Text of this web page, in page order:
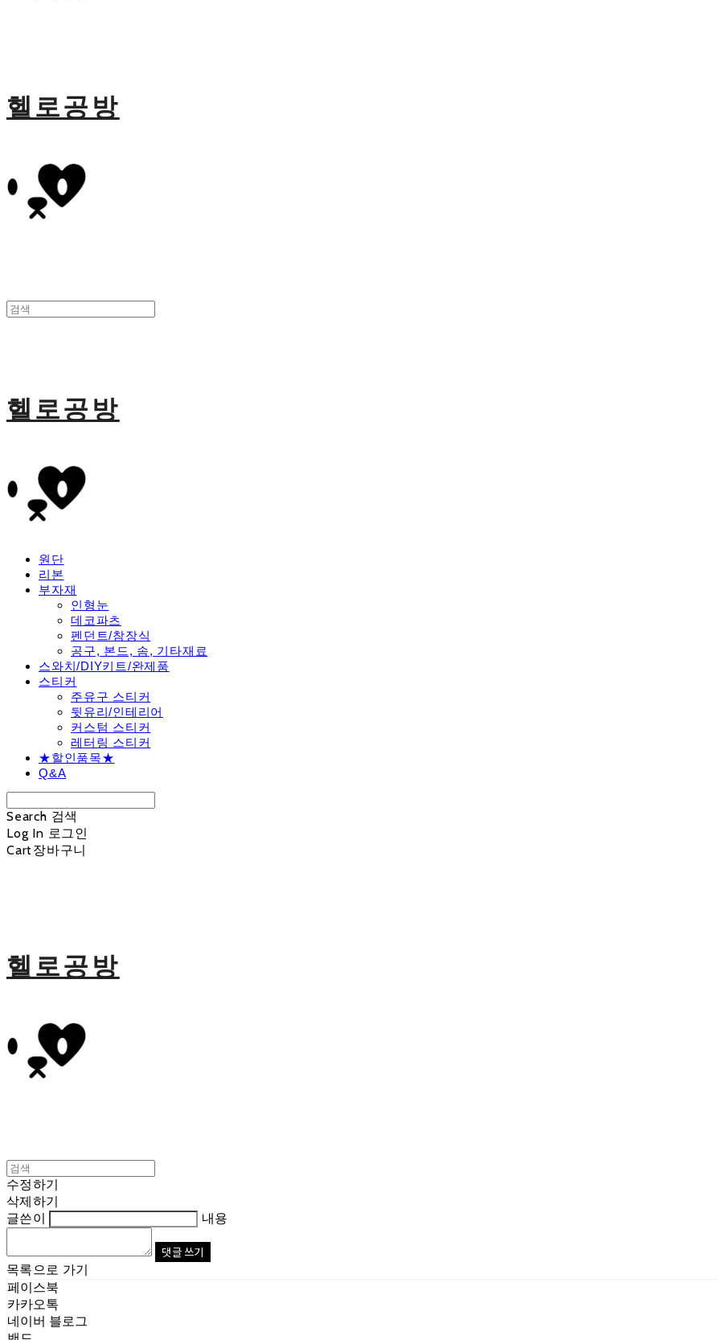
헬로공방
헬로공방
원단
리본
부자재
인형눈
데코파츠
펜던트/참장식
공구, 본드, 솜, 기타재료
스와치/DIY키트/완제품
스티커
주유구 스티커
뒷유리/인테리어
커스텀 스티커
레터링 스티커
★할인품목★
Q&A
Search 검색
Log In 로그인
Cart장바구니
헬로공방
수정하기
삭제하기
글쓴이
내용
댓글 쓰기
목록으로 가기
페이스북
카카오톡
네이버 블로그